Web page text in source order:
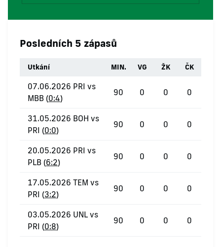
Posledních 5 zápasů
Utkání MIN. VG ŽK ČK
07.06.2026 PRI vs
MBB (0:4)
90 0 0 0
31.05.2026 BOH vs
PRI (0:0)
90 0 0 0
20.05.2026 PRI vs
PLB (6:2)
90 0 0 0
17.05.2026 TEM vs
PRI (3:2)
90 0 0 0
03.05.2026 UNL vs
PRI (0:8)
90 0 0 0